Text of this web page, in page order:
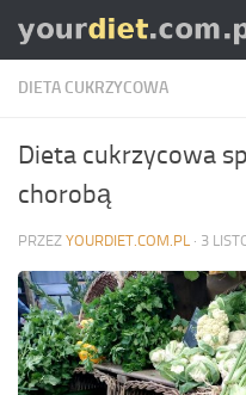
Skip to content
DIETA CUKRZYCOWA
Dieta cukrzycowa
chorobą
PRZEZ YOURDIET.COM.PL · 3